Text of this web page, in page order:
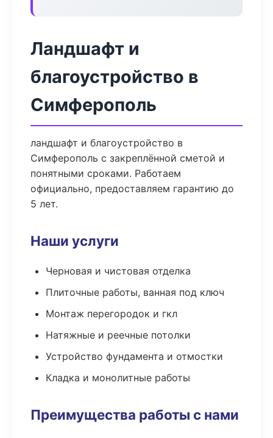
Ландшафт и
благоустройство в
Симферополь
ландшафт и благоустройство в
Симферополь с закреплённой сметой и
понятными сроками. Работаем
официально, предоставляем гарантию до
5 лет.
Наши услуги
Черновая и чистовая отделка
Плиточные работы, ванная под ключ
Монтаж перегородок и гкл
Натяжные и реечные потолки
Устройство фундамента и отмостки
Кладка и монолитные работы
Преимущества работы с нами